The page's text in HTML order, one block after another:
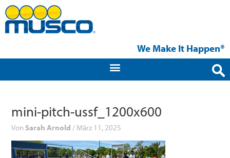
Zum
Inhalt
springen
We Make It Happen®
mini-pitch-ussf_1200x600
Von Sarah Arnold/ März 11, 2025